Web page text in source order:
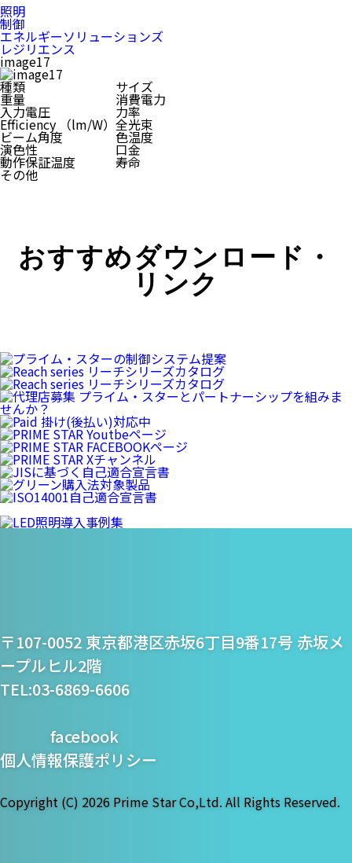
照明
制御
エネルギーソリューションズ
レジリエンス
image17
種類
サイズ
重量 消費電力
入力電圧 力率
Efficiency （lm/W） 全光束
ビーム角度 色温度
演色性 口金
動作保証温度 寿命
その他
おすすめダウンロード・
リンク
プライム・スター株式
会社
〒107-0052 東京都港区赤坂6丁目9番17号 赤坂メ
ープルヒル2階
TEL:03-6869-6606
facebook
個人情報保護ポリシー
Copyright (C) 2026 Prime Star Co,Ltd. All Rights Reserved.